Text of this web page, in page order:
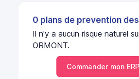
0 plans de prevention
Il n'y a aucun risque naturel
ORMONT.
Commander mon